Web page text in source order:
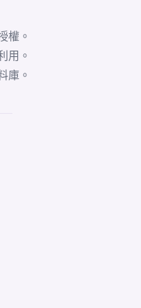
權。
用。
庫 。